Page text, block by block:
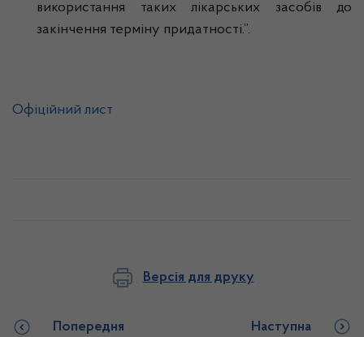
використання таких лікарських засобів до
закінчення терміну придатності.”.
Офіційний лист
Версія для друку
Попередня Наступна